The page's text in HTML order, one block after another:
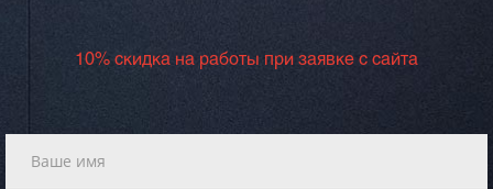
10% скидка на работы при заявке с сайта